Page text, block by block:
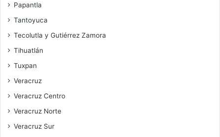
Papantla
Tantoyuca
Tecolutla y Gutiérrez Zamora
Tihuatlán
Tuxpan
Veracruz
Veracruz Centro
Veracruz Norte
Veracruz Sur